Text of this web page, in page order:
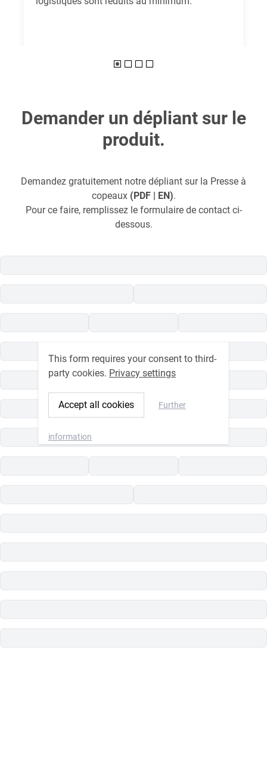
Demander un dépliant sur le
produit.
Demandez gratuitement notre dépliant sur la Presse à
copeaux (PDF | EN).
Pour ce faire, remplissez le formulaire de contact ci-
dessous.
This form requires your consent to third-
party cookies. Privacy settings
Accept all cookies Further
information